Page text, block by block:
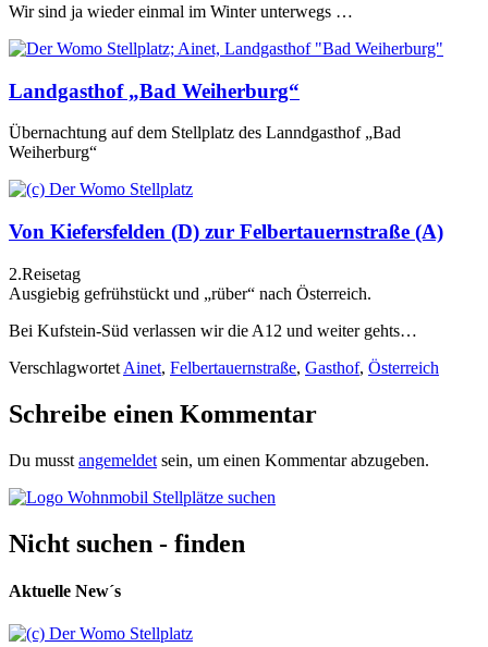
Wir sind ja wieder einmal im Winter unterwegs …
Landgasthof „Bad Weiherburg“
Übernachtung auf dem Stellplatz des Lanndgasthof „Bad
Weiherburg“
Von Kiefersfelden (D) zur Felbertauernstraße (A)
2.Reisetag
Ausgiebig gefrühstückt und „rüber“ nach Österreich.
Bei Kufstein-Süd verlassen wir die A12 und weiter gehts…
Verschlagwortet Ainet, Felbertauernstraße, Gasthof, Österreich
Schreibe einen Kommentar
Du musst angemeldet sein, um einen Kommentar abzugeben.
Nicht suchen - finden
Aktuelle New´s